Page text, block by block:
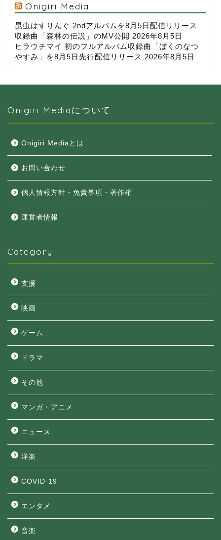
Onigiri Media
昆虫はすりんぐ 2ndアルバムを8月5日配信リリース
収録曲「森林の伝説」のMV公開 2026年8月5日
ヒラウチマイ 初のフルアルバム収録曲「ぼくのなつ
やすみ」を8月5日先行配信リリース 2026年8月5日
Onigiri Mediaについて
Onigiri Mediaとは
お問い合わせ
個人情報方針・免責事項・著作権
運営者情報
Category
支援
映画
ゲーム
ドラマ
その他
マンガ・アニメ
ニュース
洋楽
COVID-19
エンタメ
音楽